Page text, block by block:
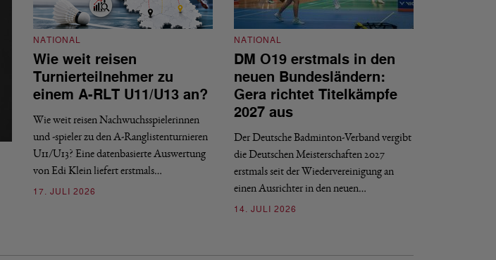
NATIONAL
Wie weit reisen
Turnierteilnehmer zu
einem A-RLT U11/U13 an?
Wie weit reisen Nachwuchsspielerinnen
und -spieler zu den A-Ranglistenturnieren
U11/U13? Eine datenbasierte Auswertung
von Edi Klein liefert erstmals…
17. JULI 2026
NATIONAL
DM O19 erstmals in den
neuen Bundesländern:
Gera richtet Titelkämpfe
2027 aus
Der Deutsche Badminton-Verband vergibt
die Deutschen Meisterschaften 2027
erstmals seit der Wiedervereinigung an
einen Ausrichter in den neuen…
14. JULI 2026